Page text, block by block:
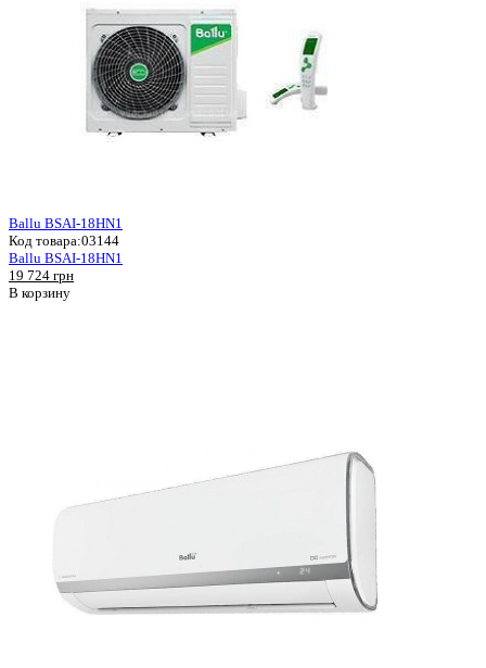
Ballu BSAI-18HN1
Код товара:03144
Ballu BSAI-18HN1
19 724 грн
В корзину